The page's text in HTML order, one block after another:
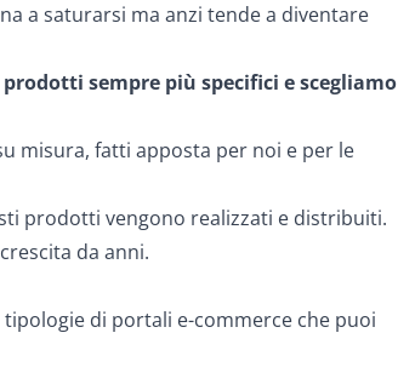
a saturarsi ma anzi tende a diventare
sempre più specifici e scegliamo
misura, fatti apposta per noi e per le
prodotti vengono realizzati e distribuiti.
da anni.
di portali e-commerce che puoi